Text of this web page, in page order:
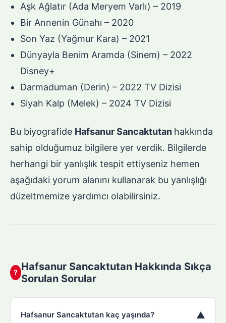
Aşk Ağlatır (Ada Meryem Varlı) – 2019
Bir Annenin Günahı – 2020
Son Yaz (Yağmur Kara) – 2021
Dünyayla Benim Aramda (Sinem) – 2022
Disney+
Darmaduman (Derin) – 2022 TV Dizisi
Siyah Kalp (Melek) – 2024 TV Dizisi
Bu biyografide Hafsanur Sancaktutan hakkında
sahip olduğumuz bilgilere yer verdik. Bilgilerde
herhangi bir yanlışlık tespit ettiyseniz hemen
aşağıdaki yorum alanını kullanarak bu yanlışlığı
düzeltmemize yardımcı olabilirsiniz.
? Hafsanur Sancaktutan Hakkında Sıkça
Sorulan Sorular
Hafsanur Sancaktutan kaç yaşında? ▼